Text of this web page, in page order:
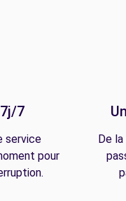
7
service
pour
De